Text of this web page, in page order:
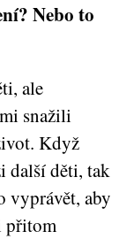
Nebo to
ale
snažili
Když
další děti, tak
vyprávět, aby
přitom